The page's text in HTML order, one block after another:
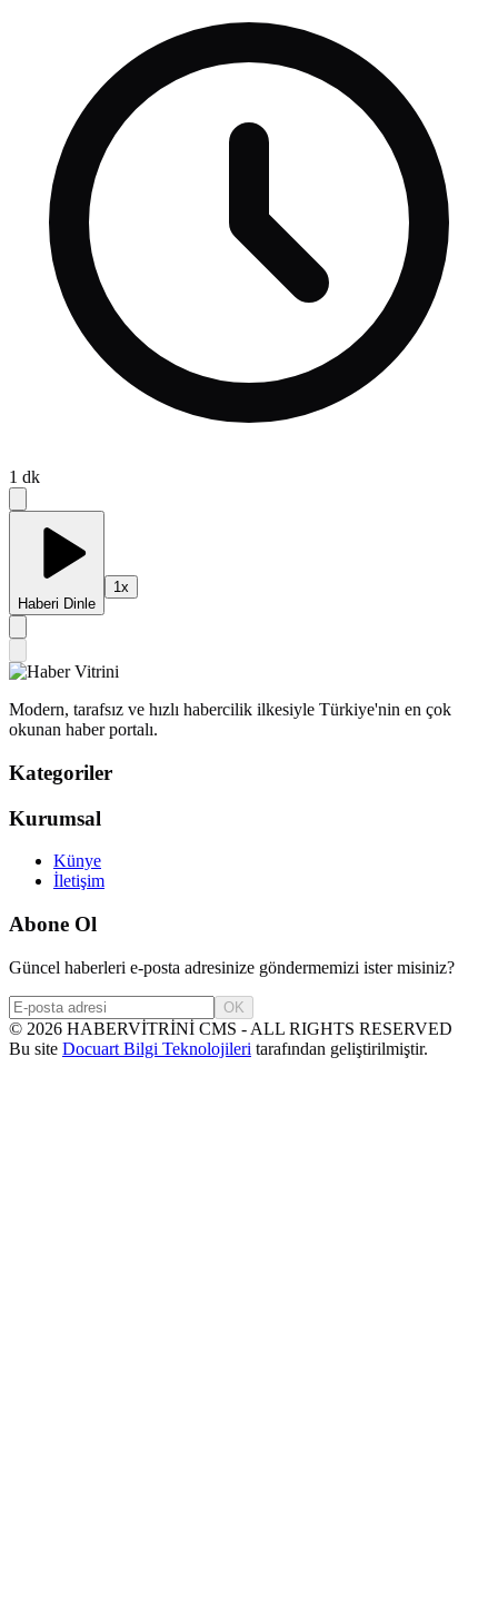
1 dk
Haberi Dinle
1x
Modern, tarafsız ve hızlı habercilik ilkesiyle Türkiye'nin en çok
okunan haber portalı.
Kategoriler
Kurumsal
Künye
İletişim
Abone Ol
Güncel haberleri e-posta adresinize göndermemizi ister misiniz?
OK
© 2026 HABERVİTRİNİ CMS - ALL RIGHTS RESERVED
Bu site Docuart Bilgi Teknolojileri tarafından geliştirilmiştir.